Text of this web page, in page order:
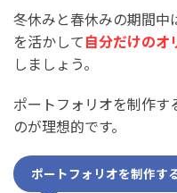
冬休みと春休みの期間中
を活かして自分だけのオ
しましょう。
ポートフォリオを制作す
のが理想的です。
ポートフォリオを制作す